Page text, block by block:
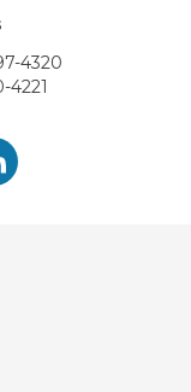
4320
4221